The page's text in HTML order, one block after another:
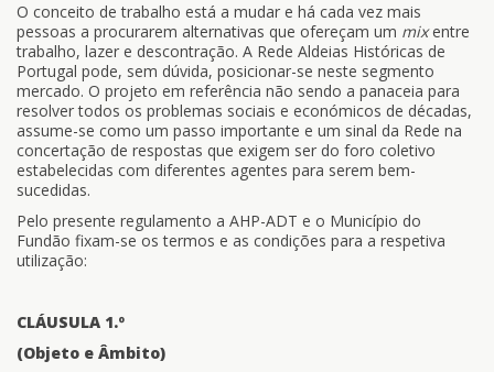
O conceito de trabalho está a mudar e há cada vez mais
pessoas a procurarem alternativas que ofereçam um mixentre
trabalho, lazer e descontração. A Rede Aldeias Históricas de
Portugal pode, sem dúvida, posicionar-se neste segmento
mercado. O projeto em referência não sendo a panaceia para
resolver todos os problemas sociais e económicos de décadas,
assume-se como um passo importante e um sinal da Rede na
concertação de respostas que exigem ser do foro coletivo
estabelecidas com diferentes agentes para serem bem-
sucedidas.
Pelo presente regulamento a AHP-ADT e o Município do
Fundão fixam-se os termos e as condições para a respetiva
utilização:
CLÁUSULA 1.º
(Objeto e Âmbito)